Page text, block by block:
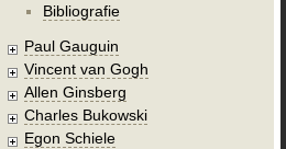
Bibliografie
Paul Gauguin
Vincent van Gogh
Allen Ginsberg
Charles Bukowski
Egon Schiele